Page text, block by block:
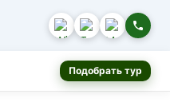
Подобрать тур